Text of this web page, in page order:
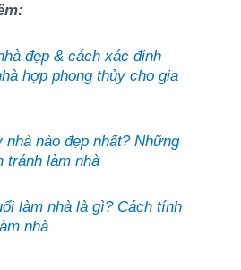
đẹp & cách xác định
hợp phong thủy cho gia
nhà nào đẹp nhất? Những
tránh làm nhà
làm nhà là gì? Cách tính
nhà